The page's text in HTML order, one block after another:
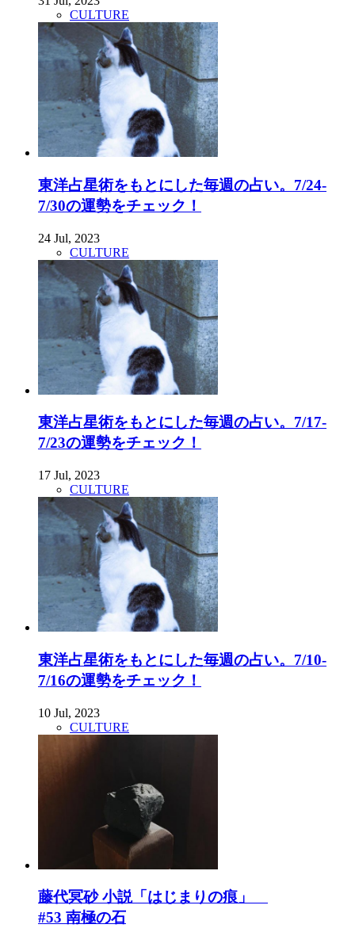
CULTURE
東洋占星術をもとにした毎週の占い。7/24-
7/30の運勢をチェック！
24 Jul, 2023
CULTURE
東洋占星術をもとにした毎週の占い。7/17-
7/23の運勢をチェック！
17 Jul, 2023
CULTURE
東洋占星術をもとにした毎週の占い。7/10-
7/16の運勢をチェック！
10 Jul, 2023
CULTURE
藤代冥砂 小説「はじまりの痕」
#53 南極の石